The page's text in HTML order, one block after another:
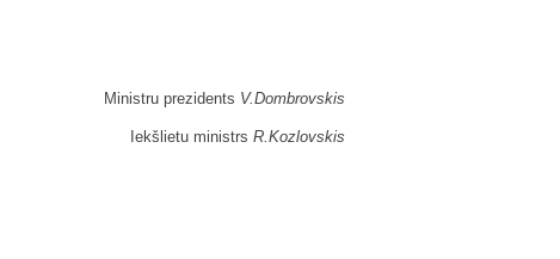
Ministru prezidents V.Dombrovskis
Iekšlietu ministrs R.Kozlovskis